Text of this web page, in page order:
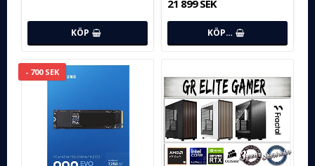
KÖP
21 899 SEK
KÖP…
- 700 SEK